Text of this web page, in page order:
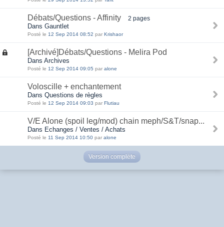
Débats/Questions - Affinity 2 pages
Dans Gauntlet
Posté le 12 Sep 2014 08:52 par Krishaor
[Archivé]Débats/Questions - Melira Pod
Dans Archives
Posté le 12 Sep 2014 09:05 par alone
Voloscille + enchantement
Dans Questions de règles
Posté le 12 Sep 2014 09:03 par Flutiau
V/E Alone (spoil leg/mod) chain meph/S&T/snap...
Dans Echanges / Ventes / Achats
Posté le 11 Sep 2014 10:50 par alone
Version complète